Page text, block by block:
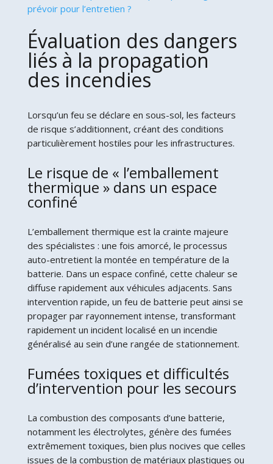
prévoir pour l’entretien ?
Évaluation des dangers
liés à la propagation
des incendies
Lorsqu’un feu se déclare en sous-sol, les facteurs
de risque s’additionnent, créant des conditions
particulièrement hostiles pour les infrastructures.
Le risque de « l’emballement
thermique » dans un espace
confiné
L’emballement thermique est la crainte majeure
des spécialistes : une fois amorcé, le processus
auto-entretient la montée en température de la
batterie. Dans un espace confiné, cette chaleur se
diffuse rapidement aux véhicules adjacents. Sans
intervention rapide, un feu de batterie peut ainsi se
propager par rayonnement intense, transformant
rapidement un incident localisé en un incendie
généralisé au sein d’une rangée de stationnement.
Fumées toxiques et difficultés
d’intervention pour les secours
La combustion des composants d’une batterie,
notamment les électrolytes, génère des fumées
extrêmement toxiques, bien plus nocives que celles
issues de la combustion de matériaux plastiques ou